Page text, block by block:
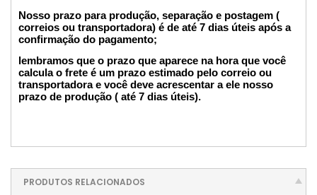
Nosso prazo para produção, separação e postagem (
correios ou transportadora) é de até 7 dias úteis após a
confirmação do pagamento;
lembramos que o prazo que aparece na hora que você
calcula o frete é um prazo estimado pelo correio ou
transportadora e você deve acrescentar a ele nosso
prazo de produção ( até 7 dias úteis).
PRODUTOS RELACIONADOS